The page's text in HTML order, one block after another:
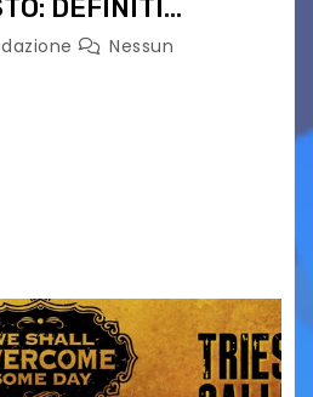
DEFINITI
E ORARIO
Nessun